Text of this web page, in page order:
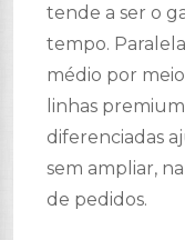
tende a ser o
tempo.
médio por
linhas
diferenciadas
sem ampliar,
de pedidos.